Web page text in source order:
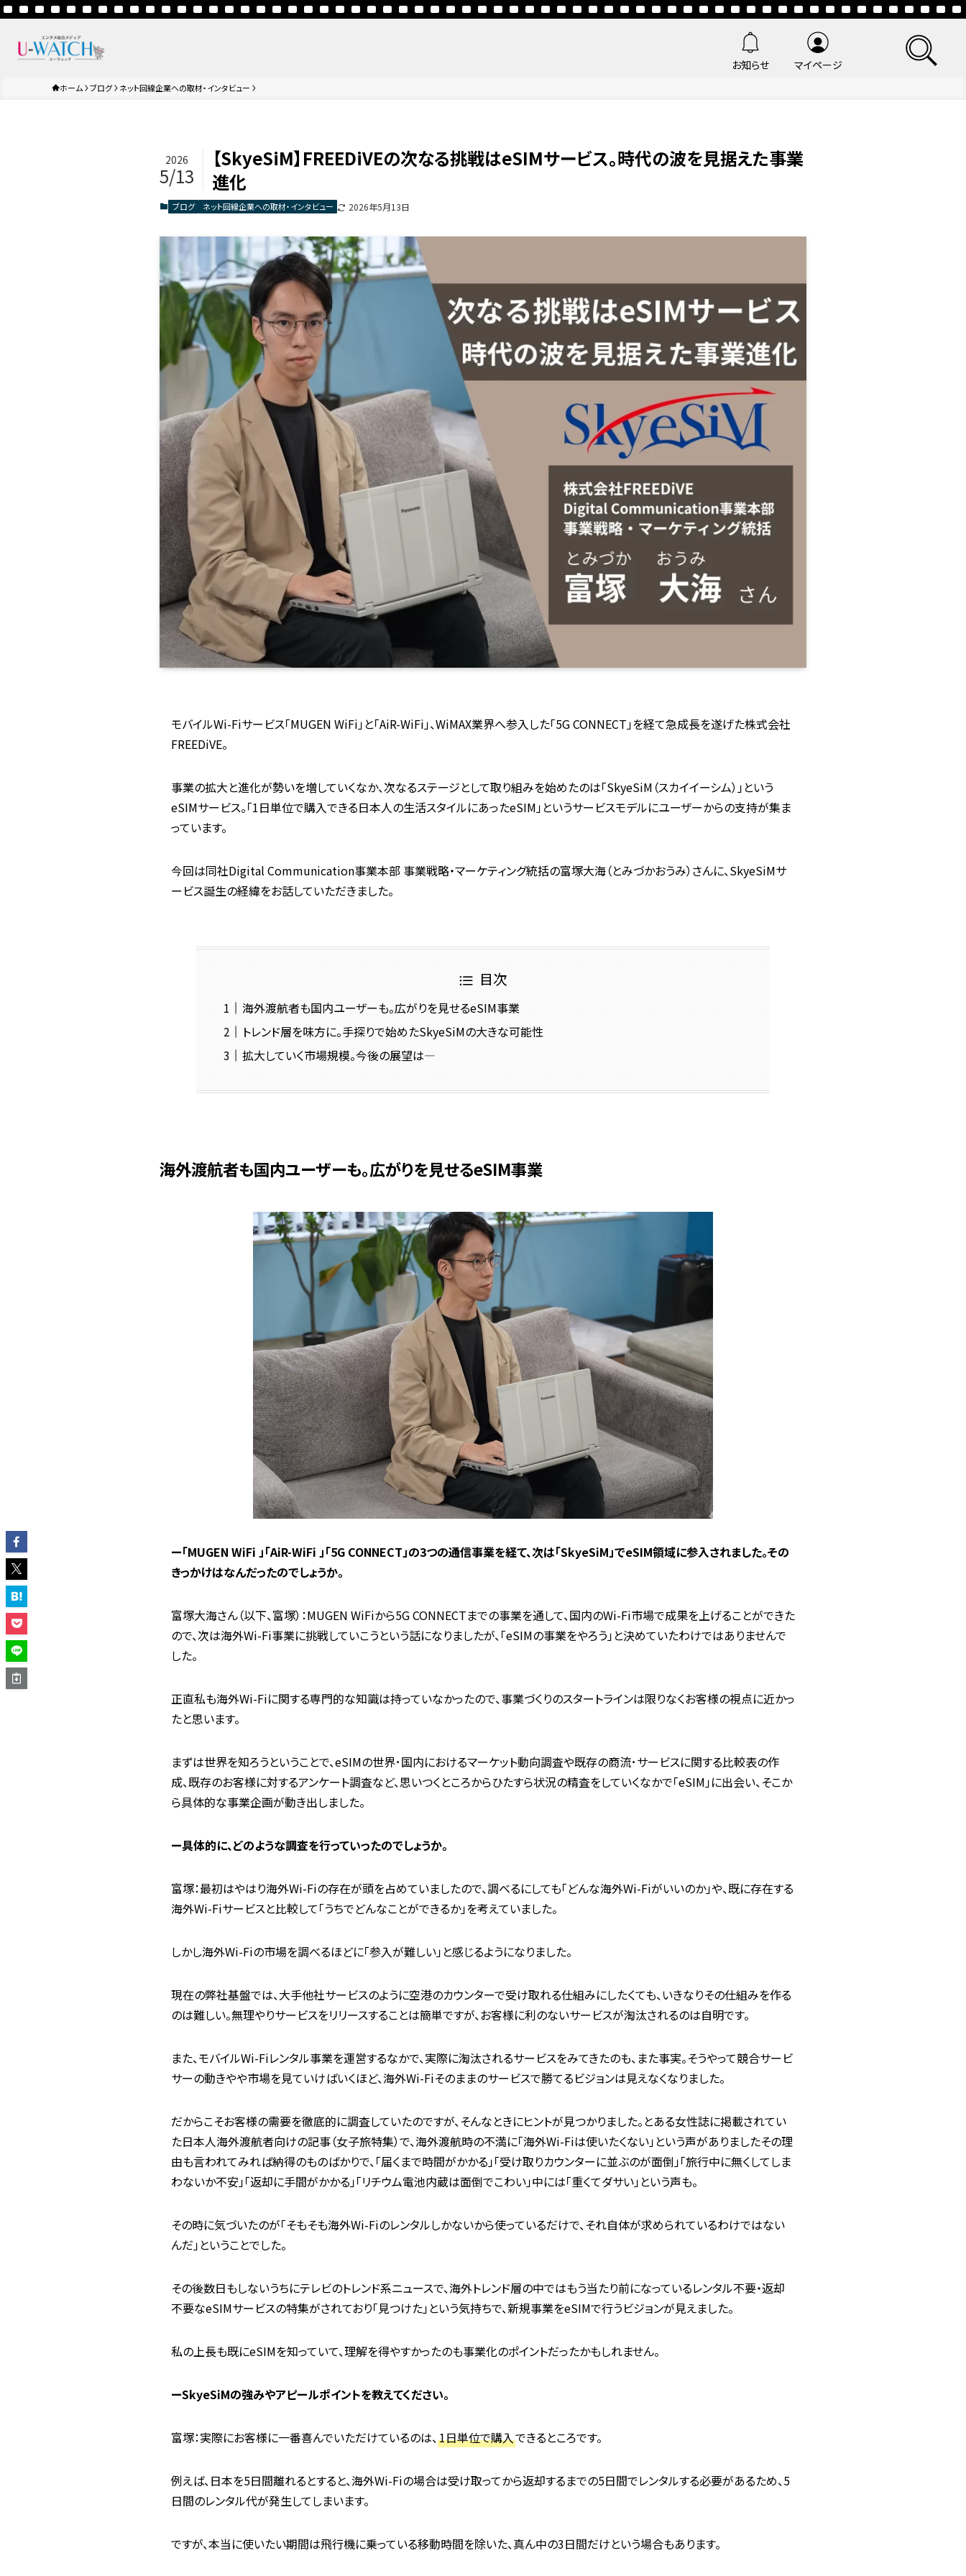
お知らせ マイページ
ホーム ブログ ネット回線企業への取材・インタビュー
【SkyeSiM】FREEDiVEの次なる挑戦はeSIMサービス。時代の波を見据えた事業
進化
2026
5/13
ブログ ネット回線企業への取材・インタビュー 2026年5月13日
モバイルWi-Fiサービス「MUGEN WiFi」と「AiR-WiFi」、WiMAX業界へ参入した「5G CONNECT」を経て急成長を遂げた株式会社
FREEDiVE。
事業の拡大と進化が勢いを増していくなか、次なるステージとして取り組みを始めたのは「SkyeSiM（スカイイーシム）」という
eSIMサービス。「1日単位で購入できる日本人の生活スタイルにあったeSIM」というサービスモデルにユーザーからの支持が集ま
っています。
今回は同社Digital Communication事業本部 事業戦略・マーケティング統括の富塚大海（とみづかおうみ）さんに、SkyeSiMサ
ービス誕生の経緯をお話していただきました。
目次
海外渡航者も国内ユーザーも。広がりを見せるeSIM事業
トレンド層を味方に。手探りで始めたSkyeSiMの大きな可能性
拡大していく市場規模。今後の展望は―
海外渡航者も国内ユーザーも。広がりを見せるeSIM事業
ー「MUGEN WiFi 」「AiR-WiFi 」「5G CONNECT」の3つの通信事業を経て、次は「SkyeSiM」でeSIM領域に参入されました。その
きっかけはなんだったのでしょうか。
富塚大海さん（以下、富塚）：MUGEN WiFiから5G CONNECTまでの事業を通して、国内のWi-Fi市場で成果を上げることができた
ので、次は海外Wi-Fi事業に挑戦していこうという話になりましたが、「eSIMの事業をやろう」と決めていたわけではありませんで
した。
正直私も海外Wi-Fiに関する専門的な知識は持っていなかったので、事業づくりのスタートラインは限りなくお客様の視点に近かっ
たと思います。
まずは世界を知ろうということで、eSIMの世界･国内におけるマーケット動向調査や既存の商流･サービスに関する比較表の作
成、既存のお客様に対するアンケート調査など、思いつくところからひたすら状況の精査をしていくなかで「eSIM」に出会い、そこか
ら具体的な事業企画が動き出しました。
ー具体的に、どのような調査を行っていったのでしょうか。
富塚：最初はやはり海外Wi-Fiの存在が頭を占めていましたので、調べるにしても「どんな海外Wi-Fiがいいのか」や、既に存在する
海外Wi-Fiサービスと比較して「うちでどんなことができるか」を考えていました。
しかし海外Wi-Fiの市場を調べるほどに「参入が難しい」と感じるようになりました。
現在の弊社基盤では、大手他社サービスのように空港のカウンターで受け取れる仕組みにしたくても、いきなりその仕組みを作る
のは難しい。無理やりサービスをリリースすることは簡単ですが、お客様に利のないサービスが淘汰されるのは自明です。
また、モバイルWi-Fiレンタル事業を運営するなかで、実際に淘汰されるサービスをみてきたのも、また事実。そうやって競合サービ
サーの動きやや市場を見ていけばいくほど、海外Wi-Fiそのままのサービスで勝てるビジョンは見えなくなりました。
だからこそお客様の需要を徹底的に調査していたのですが、そんなときにヒントが見つかりました。とある女性誌に掲載されてい
た日本人海外渡航者向けの記事（女子旅特集）で、海外渡航時の不満に「海外Wi-Fiは使いたくない」という声がありましたその理
由も言われてみれば納得のものばかりで、「届くまで時間がかかる」「受け取りカウンターに並ぶのが面倒」「旅行中に無くしてしま
わないか不安」「返却に手間がかかる」「リチウム電池内蔵は面倒でこわい」中には「重くてダサい」という声も。
その時に気づいたのが「そもそも海外Wi-Fiのレンタルしかないから使っているだけで、それ自体が求められているわけではない
んだ」ということでした。
その後数日もしないうちにテレビのトレンド系ニュースで、海外トレンド層の中ではもう当たり前になっているレンタル不要・返却
不要なeSIMサービスの特集がされており「見つけた」という気持ちで、新規事業をeSIMで行うビジョンが見えました。
私の上長も既にeSIMを知っていて、理解を得やすかったのも事業化のポイントだったかもしれません。
ーSkyeSiMの強みやアピールポイントを教えてください。
富塚：実際にお客様に一番喜んでいただけているのは、1日単位で購入できるところです。
例えば、日本を5日間離れるとすると、海外Wi-Fiの場合は受け取ってから返却するまでの5日間でレンタルする必要があるため、5
日間のレンタル代が発生してしまいます。
ですが、本当に使いたい期間は飛行機に乗っている移動時間を除いた、真ん中の3日間だけという場合もあります。